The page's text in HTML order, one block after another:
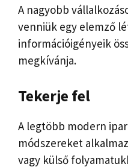
A nagyobb
venniük egy elemző
információigényeik
megkívánja.
Tekerje fel
A legtöbb modern
módszereket
vagy külső